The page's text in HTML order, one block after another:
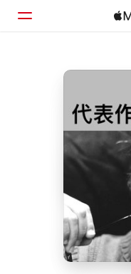
主页
搜索